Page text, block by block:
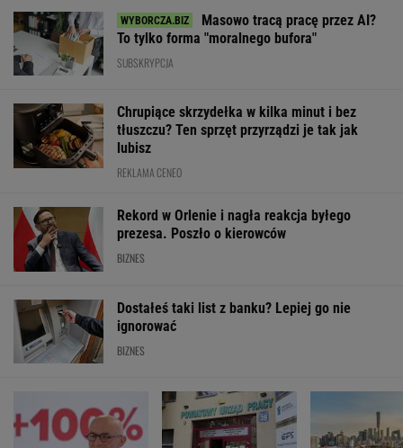
Masowo tracą pracę przez AI?
To tylko forma "moralnego bufora"
SUBSKRYPCJA
Chrupiące skrzydełka w kilka minut i bez
tłuszczu? Ten sprzęt przyrządzi je tak jak
lubisz
REKLAMA CENEO
Rekord w Orlenie i nagła reakcja byłego
prezesa. Poszło o kierowców
BIZNES
Dostałeś taki list z banku? Lepiej go nie
ignorować
BIZNES